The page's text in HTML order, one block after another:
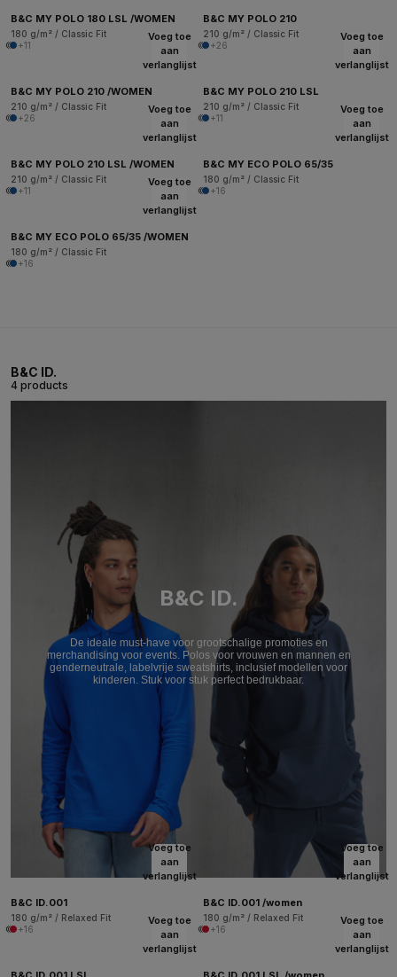
B&C MY POLO 180 LSL /WOMEN
180 g/m² / Classic Fit
+11
B&C MY POLO 210
210 g/m² / Classic Fit
+26
Voeg toe
aan
verlanglijst
B&C MY POLO 210 /WOMEN
210 g/m² / Classic Fit
+26
Voeg toe
aan
verlanglijst
B&C MY POLO 210 LSL
210 g/m² / Classic Fit
+11
Voeg toe
aan
verlanglijst
B&C MY POLO 210 LSL /WOMEN
210 g/m² / Classic Fit
+11
Voeg toe
aan
verlanglijst
B&C MY ECO POLO 65/35
180 g/m² / Classic Fit
+16
Voeg toe
aan
verlanglijst
B&C MY ECO POLO 65/35 /WOMEN
180 g/m² / Classic Fit
+16
B&C ID.
4 products
B&C ID.
De ideale must-have voor grootschalige promoties en
merchandising voor events. Polos voor vrouwen en mannen en
genderneutrale, labelvrije sweatshirts, inclusief modellen voor
kinderen. Stuk voor stuk perfect bedrukbaar.
Voeg toe
aan
verlanglijst
B&C ID.001
180 g/m² / Relaxed Fit
+16
Voeg toe
aan
verlanglijst
B&C ID.001 /women
180 g/m² / Relaxed Fit
+16
Voeg toe
aan
verlanglijst
Voeg toe
aan
verlanglijst